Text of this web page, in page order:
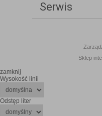
Serwis
Sklep
zamknij
Wysokość linii
Odstęp liter